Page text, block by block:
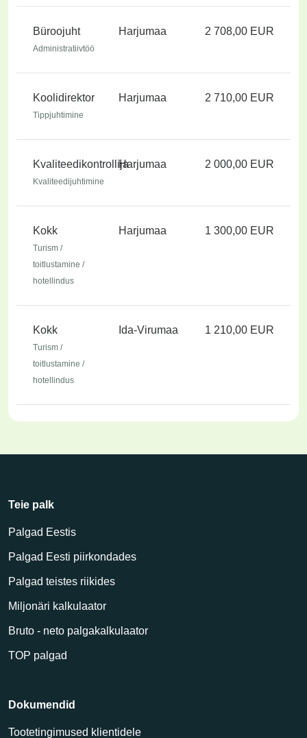
Büroojuht
Administratiivtöö
Harjumaa 2 708,00 EUR
Koolidirektor
Tippjuhtimine
Harjumaa 2 710,00 EUR
Kvaliteedikontrollija
Kvaliteedijuhtimine
Harjumaa 2 000,00 EUR
Kokk
Turism /
toitlustamine /
hotellindus
Harjumaa 1 300,00 EUR
Kokk
Turism /
toitlustamine /
hotellindus
Ida-Virumaa 1 210,00 EUR
Teie palk
Palgad Eestis
Palgad Eesti piirkondades
Palgad teistes riikides
Miljonäri kalkulaator
Bruto - neto palgakalkulaator
TOP palgad
Dokumendid
Tootetingimused klientidele